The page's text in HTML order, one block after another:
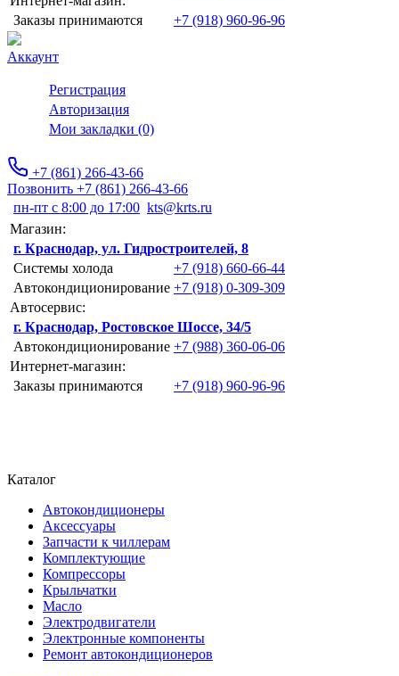
Заказы принимаются
+7 (918) 960-96-96
Аккаунт
Регистрация
Авторизация
Мои закладки (0)
+7 (861) 266-43-66
Позвонить +7 (861) 266-43-66
пн-пт с 8:00 до 17:00 kts@krts.ru
Магазин:
г. Краснодар, ул. Гидростроителей, 8
Системы холода
+7 (918) 660-66-44
Автокондиционирование +7 (918) 0-309-309
Автосервис:
г. Краснодар, Ростовское Шоссе, 34/5
Автокондиционирование +7 (988) 360-06-06
Интернет-магазин:
Заказы принимаются
+7 (918) 960-96-96
Каталог
Автокондиционеры
Аксессуары
Запчасти к чиллерам
Комплектующие
Компрессоры
Крыльчатки
Масло
Электродвигатели
Электронные компоненты
Ремонт автокондиционеров